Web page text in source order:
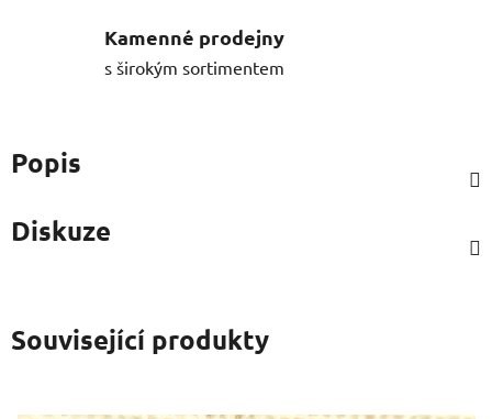
Kamenné prodejny
s širokým sortimentem
Popis
Diskuze
Související produkty